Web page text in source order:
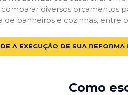
diversos orçamentos
de banheiros e cozinhas, entre
A EXECUÇÃO DE SUA REFORMA
Como